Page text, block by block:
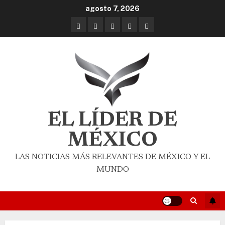
agosto 7, 2026
EL LÍDER DE
MÉXICO
LAS NOTICIAS MÁS RELEVANTES DE MÉXICO Y EL
MUNDO